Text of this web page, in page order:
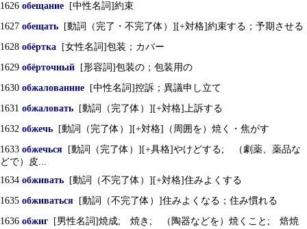
1626 обещание [中性名詞]約束
1627 обещать [動詞（完了・不完了体）][+対格]約束する；予期させる
1628 обёртка [女性名詞]包装；カバー
1629 обёрточный [形容詞]包装の；包装用の
1630 обжалованние [中性名詞]控訴；異議申し立て
1631 обжаловать [動詞（完了体）][+対格]上訴する
1632 обжечь [動詞（完了体）][+対格]（周囲を）焼く・焦がす
1633 обжечься [動詞（完了体）][+具格]やけどする; （劇薬、薬品な
どで）皮...
1634 обживать [動詞（不完了体）][+対格]住みよくする
1635 обживаться [動詞（不完了体）]住みよくなる；住み慣れる
1636 обжиг [男性名詞]焼成; 焼き; （陶器などを）焼くこと; 焙焼